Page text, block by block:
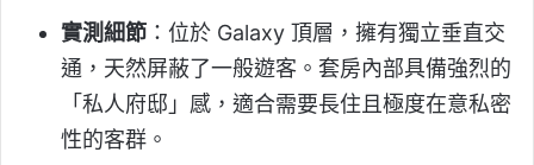
實測細節 ：位於 Galaxy 頂層，擁有獨立垂直交
通，天然屏蔽了一般遊客。套房內部具備強烈的
「私人府邸」感，適合需要長住且極度在意私密
性的客群。